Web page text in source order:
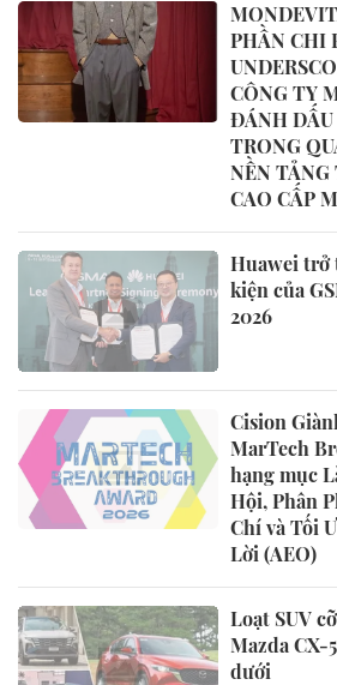
PHẦN CHI
CÔNG TY
ĐÁNH
TRONG
NỀN
CAO CẤP
Huawei trở
kiện của
2026
Cision
MarTech
hạng mục
Hội, Phân
Chí và Tối
Lời (AEO)
Loạt SUV
Mazda CX-
dưới